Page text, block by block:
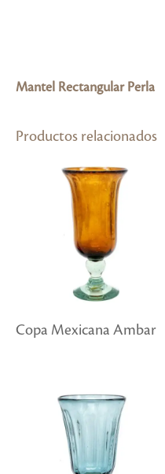
Mantel Rectangular Perla
Productos relacionados
Copa Mexicana Ambar